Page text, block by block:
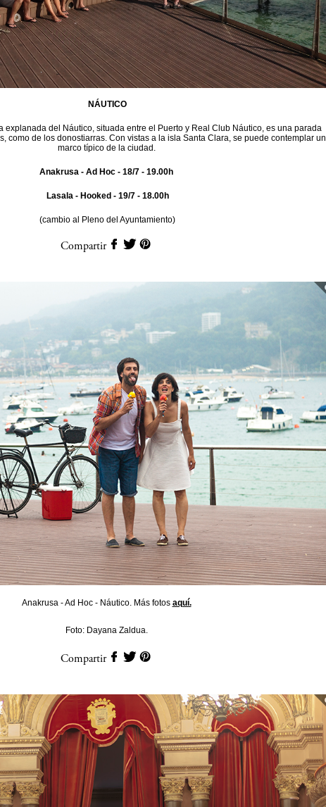
NÁUTICO
explanada del Náutico, situada entre el Puerto y Real Club Náutico, es una parada
como de los donostiarras. Con vistas a la isla Santa Clara, se puede contemplar un
marco típico de la ciudad.
Anakrusa - Ad Hoc - 18/7 - 19.00h
Lasala - Hooked - 19/7 - 18.00h
(cambio al Pleno del Ayuntamiento)
Compartir
Anakrusa - Ad Hoc - Náutico. Más fotos aquí.
Foto: Dayana Zaldua.
Compartir